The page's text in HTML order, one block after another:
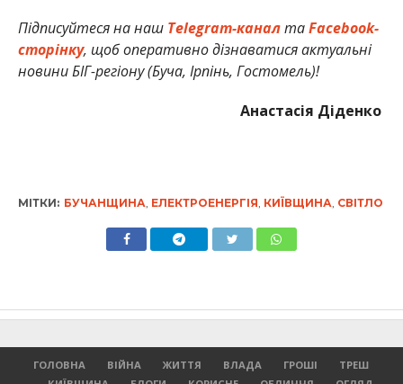
Підписуйтеся на наш Telegram-канал таFacebook-
сторінку, щоб оперативно дізнаватися актуальні
новини БІГ-регіону (Буча, Ірпінь, Гостомель)!
Анастасія Діденко
МІТКИ: БУЧАНЩИНА, ЕЛЕКТРОЕНЕРГІЯ, КИЇВЩИНА, СВІТЛО
ГОЛОВНА ВІЙНА ЖИТТЯ ВЛАДА ГРОШІ
ТРЕШ